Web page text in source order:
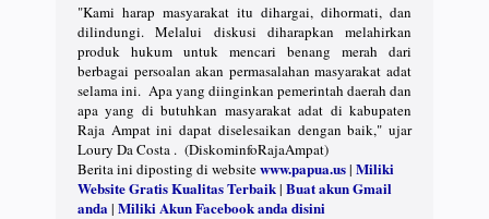
"Kami harap masyarakat itu dihargai, dihormati, dan
dilindungi. Melalui diskusi diharapkan melahirkan
produk hukum untuk mencari benang merah dari
berbagai persoalan akan permasalahan masyarakat adat
selama ini. Apa yang diinginkan pemerintah daerah dan
apa yang di butuhkan masyarakat adat di kabupaten
Raja Ampat ini dapat diselesaikan dengan baik," ujar
Loury Da Costa . (DiskominfoRajaAmpat)
Berita ini diposting di websitewww.papua.us| Miliki
Website Gratis Kualitas Terbaik| Buat akun Gmail
anda| Miliki Akun Facebook anda disini